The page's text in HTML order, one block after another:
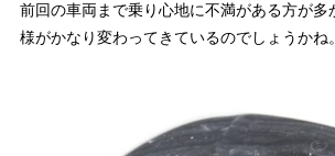
前回の車両まで乗り心地に不満がある方が多
様がかなり変わってきているのでしょうかね。